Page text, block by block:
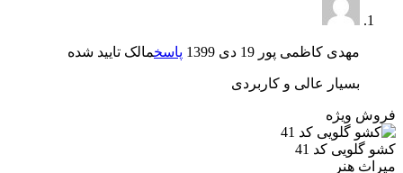
مهدی کاظمی پور 19 دی 1399 پاسخمالک تایید شده
بسیار عالی و کاربردی
فروش ویژه
کشو گلویی کد 41
میراث هنر